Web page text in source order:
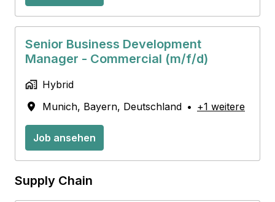
Senior Business Development
Manager - Commercial (m/f/d)
Hybrid
Munich, Bayern, Deutschland • +1 weitere
Job ansehen
Supply Chain